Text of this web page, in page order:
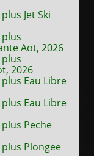
Jet Ski
Aot, 2026
2026
Eau Libre
Eau Libre
Peche
Plongee